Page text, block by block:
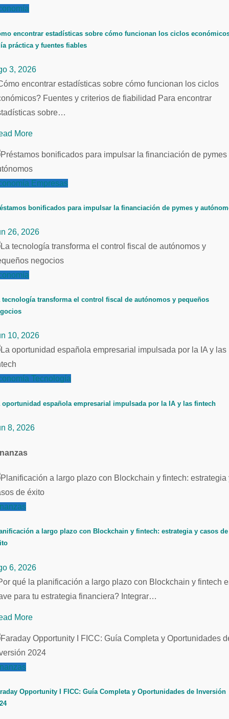
encontrar estadísticas sobre cómo funcionan los ciclos
práctica y fuentes fiables
3, 2026
encontrar estadísticas sobre cómo funcionan los ciclos
Fuentes y criterios de fiabilidad Para encontrar
sobre…
More
Empresas
bonificados para impulsar la financiación de pymes y
26, 2026
tecnología transforma el control fiscal de autónomos y pequeños
10, 2026
Tecnología
oportunidad española empresarial impulsada por la IA y las fintech
8, 2026
a largo plazo con Blockchain y fintech: estrategia y casos de
6, 2026
qué la planificación a largo plazo con Blockchain y fintech
para tu estrategia financiera? Integrar…
More
Opportunity I FICC: Guía Completa y Oportunidades de Inversión